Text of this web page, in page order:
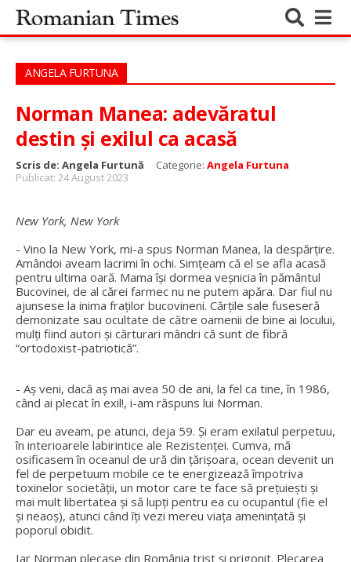
ANGELA FURTUNA
Norman Manea: adevăratul
destin și exilul ca acasă
Scris de: Angela Furtună Categorie: Angela Furtuna
Publicat: 24 August 2023
New York, New York
- Vino la New York, mi-a spus Norman Manea, la despărțire.
Amândoi aveam lacrimi în ochi. Simțeam că el se afla acasă
pentru ultima oară. Mama își dormea veșnicia în pământul
Bucovinei, de al cărei farmec nu ne putem apăra. Dar fiul nu
ajunsese la inima fraților bucovineni. Cărțile sale fuseseră
demonizate sau ocultate de către oamenii de bine ai locului,
mulți fiind autori și cărturari mândri că sunt de fibră
“ortodoxist-patriotică”.
- Aș veni, dacă aș mai avea 50 de ani, la fel ca tine, în 1986,
când ai plecat în exil!, i-am răspuns lui Norman.
Dar eu aveam, pe atunci, deja 59. Și eram exilatul perpetuu,
în interioarele labirintice ale Rezistenței. Cumva, mă
osificasem în oceanul de ură din țărișoara, ocean devenit un
fel de perpetuum mobile ce te energizează împotriva
toxinelor societății, un motor care te face să prețuiești și
mai mult libertatea și să lupți pentru ea cu ocupantul (fie el
și neaoș), atunci când îți vezi mereu viața amenințată și
poporul obidit.
Iar Norman plecase din România trist și prigonit. Plecarea